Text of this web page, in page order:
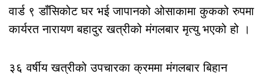
वार्ड ९ डाँसिकोट घर भई जापानको ओसाकामा कुकको रुपमा
कार्यरत नारायण बहादुर खत्रीको मंगलबार मृत्यु भएको हो ।
३६ वर्षीय खत्रीको उपचारका क्रममा मंगलबार बिहान